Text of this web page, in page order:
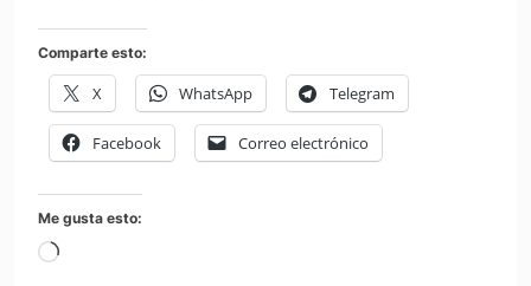
Comparte esto:
X WhatsApp Telegram
Facebook Correo electrónico
Me gusta esto:
Cargando...